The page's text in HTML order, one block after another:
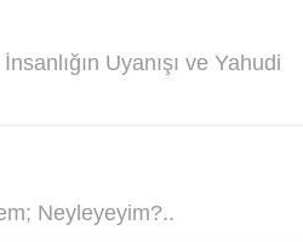
Uyanışı ve Yahudi
Neyleyeyim?..